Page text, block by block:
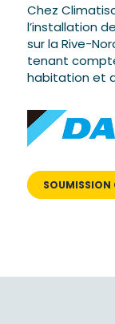
Chez
l’installation
sur la Rive-
tenant
habitation et
SOUMISSION